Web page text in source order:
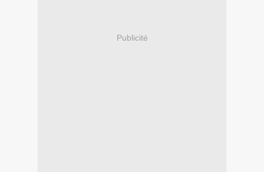
Publicité